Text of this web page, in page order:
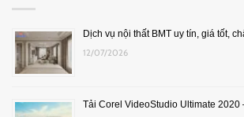
Dịch vụ nội thất BMT uy tín, giá tốt,
12/07/2026
Tải Corel VideoStudio Ultimate 2020